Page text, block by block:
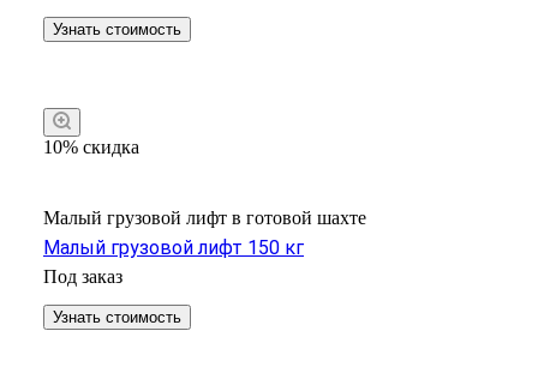
Узнать стоимость
10% скидка
Малый грузовой лифт в готовой шахте
Малый грузовой лифт 150 кг
Под заказ
Узнать стоимость